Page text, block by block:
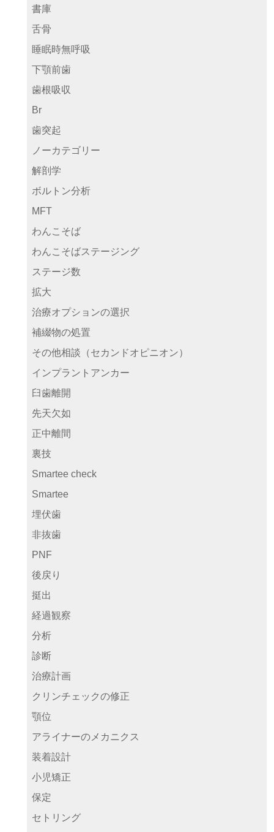
書庫
舌骨
睡眠時無呼吸
下顎前歯
歯根吸収
Br
歯突起
ノーカテゴリー
解剖学
ボルトン分析
MFT
わんこそば
わんこそばステージング
ステージ数
拡大
治療オプションの選択
補綴物の処置
その他相談（セカンドオピニオン）
インプラントアンカー
臼歯離開
先天欠如
正中離間
裏技
Smartee check
Smartee
埋伏歯
非抜歯
PNF
後戻り
挺出
経過観察
分析
診断
治療計画
クリンチェックの修正
顎位
アライナーのメカニクス
装着設計
小児矯正
保定
セトリング